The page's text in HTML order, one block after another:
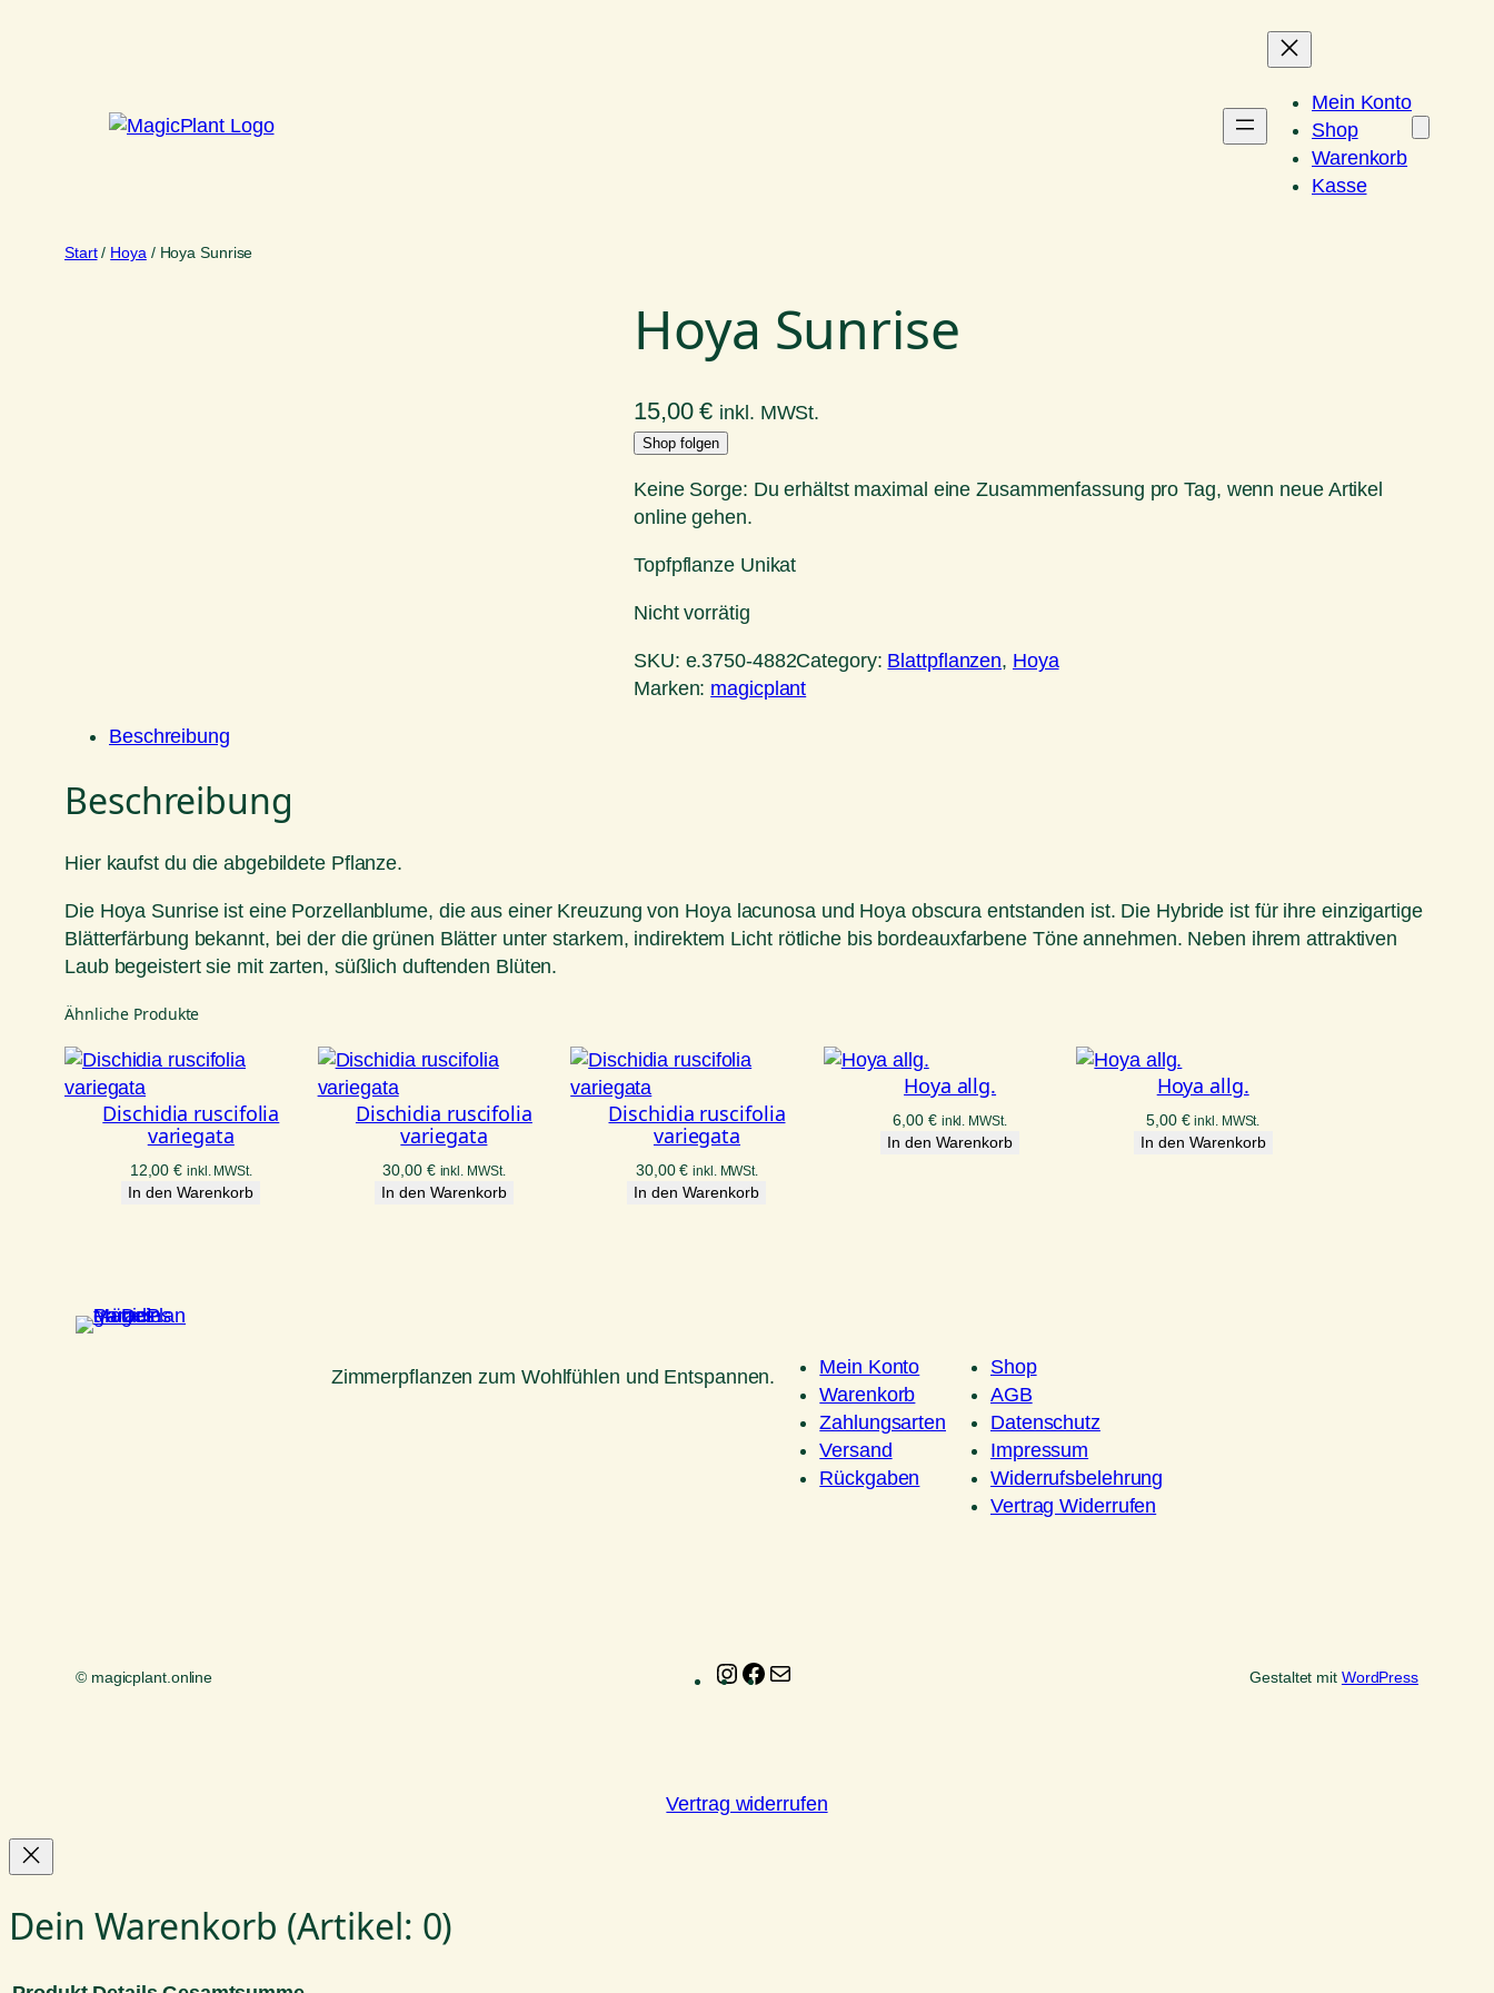
Mein Konto
Shop
Warenkorb
Kasse
Start/ Hoya / Hoya Sunrise
Hoya Sunrise
15,00€ inkl. MWSt.
Shop folgen
Keine Sorge: Du erhältst maximal eine Zusammenfassung pro Tag, wenn neue Artikel
online gehen.
Topfpflanze Unikat
Nicht vorrätig
SKU: e.3750-4882Category: Blattpflanzen, Hoya
Marken: magicplant
Beschreibung
Beschreibung
Hier kaufst du die abgebildete Pflanze.
Die Hoya Sunrise ist eine Porzellanblume, die aus einer Kreuzung von Hoya lacunosa und Hoya obscura entstanden ist. Die Hybride ist für ihre einzigartige
Blätterfärbung bekannt, bei der die grünen Blätter unter starkem, indirektem Licht rötliche bis bordeauxfarbene Töne annehmen. Neben ihrem attraktiven
Laub begeistert sie mit zarten, süßlich duftenden Blüten.
Ähnliche Produkte
Dischidia ruscifolia
variegata
12,00€ inkl. MWSt.
In den Warenkorb
Dischidia ruscifolia
variegata
30,00 € inkl. MWSt.
In den Warenkorb
Dischidia ruscifolia
variegata
30,00€ inkl. MWSt.
In den Warenkorb
Hoya allg.
6,00 € inkl. MWSt.
In den Warenkorb
Hoya allg.
5,00 € inkl. MWSt.
In den Warenkorb
Zimmerpflanzen zum Wohlfühlen und Entspannen.
Mein Konto
Warenkorb
Zahlungsarten
Versand
Rückgaben
Shop
AGB
Datenschutz
Impressum
Widerrufsbelehrung
Vertrag Widerrufen
© magicplant.online Instagram
Facebook Gestaltet mit WordPress
Vertrag widerrufen
Dein Warenkorb (Artikel: 0)